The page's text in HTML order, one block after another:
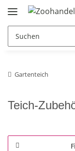
Gartenteich
Teich-